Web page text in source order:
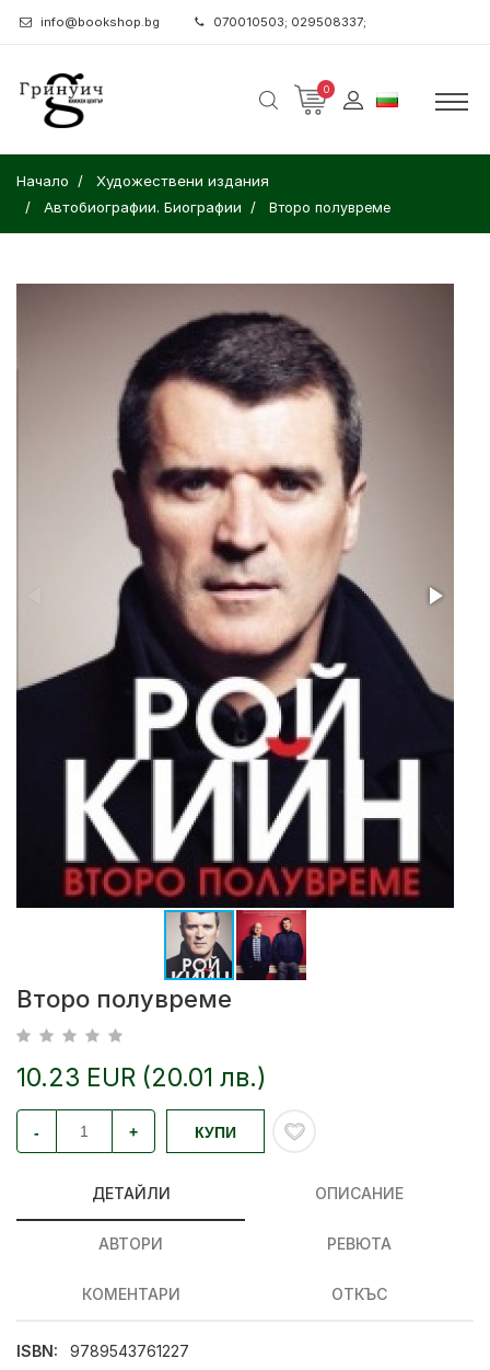
info@bookshop.bg 070010503; 029508337;
0
Начало
Художествени издания
Автобиографии. Биографии
Второ полувреме
Второ полувреме
10.23 EUR (20.01 лв.)
- + КУПИ
ДЕТАЙЛИ ОПИСАНИЕ
АВТОРИ РЕВЮТА
КОМЕНТАРИ ОТКЪС
ISBN:
9789543761227